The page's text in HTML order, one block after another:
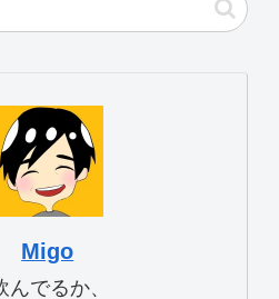
Migo
でるか、